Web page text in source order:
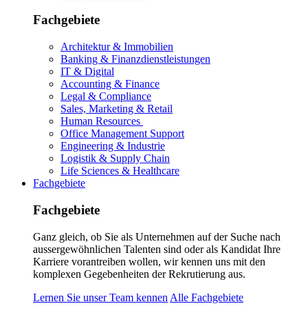
Fachgebiete
Architektur & Immobilien
Banking & Finanzdienstleistungen
IT & Digital
Accounting & Finance
Legal & Compliance
Sales, Marketing & Retail
Human Resources
Office Management Support
Engineering & Industrie
Logistik & Supply Chain
Life Sciences & Healthcare
Fachgebiete
Fachgebiete
Ganz gleich, ob Sie als Unternehmen auf der Suche nach
aussergewöhnlichen Talenten sind oder als Kandidat Ihre
Karriere vorantreiben wollen, wir kennen uns mit den
komplexen Gegebenheiten der Rekrutierung aus.
Lernen Sie unser Team kennen Alle Fachgebiete